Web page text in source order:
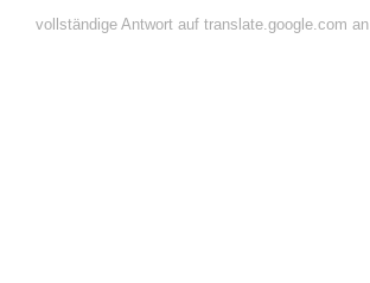
vollständige Antwort auf translate.google.com an